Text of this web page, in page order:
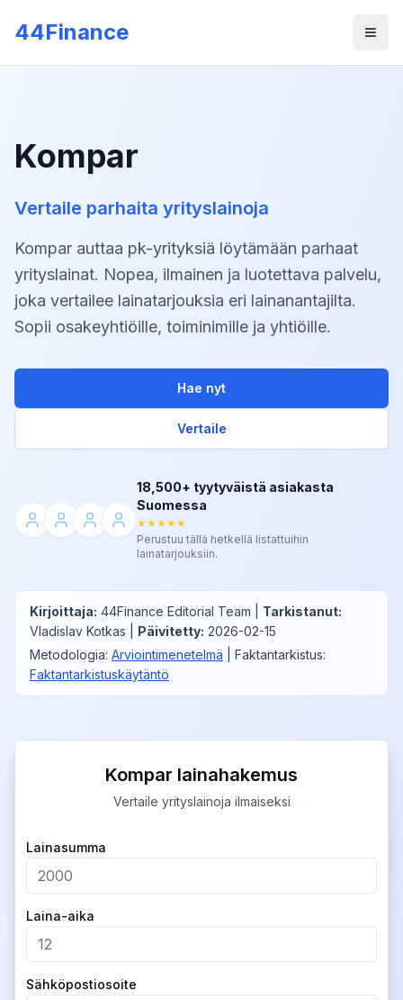
44Finance
Kompar
Vertaile parhaita yrityslainoja
Kompar auttaa pk-yrityksiä löytämään parhaat
yrityslainat. Nopea, ilmainen ja luotettava palvelu,
joka vertailee lainatarjouksia eri lainanantajilta.
Sopii osakeyhtiöille, toiminimille ja yhtiöille.
Hae nyt
Vertaile
18,500+ tyytyväistä asiakasta
Suomessa
★★★★★
Perustuu tällä hetkellä listattuihin
lainatarjouksiin.
Kirjoittaja: 44Finance Editorial Team Tarkistanut:
Vladislav Kotkas
Päivitetty: 2026-02-15
Metodologia: Arviointimenetelmä Faktantarkistus:
Faktantarkistuskäytäntö
Kompar lainahakemus
Vertaile yrityslainoja ilmaiseksi
Company
Lainasumma
Laina-aika
Sähköpostiosoite